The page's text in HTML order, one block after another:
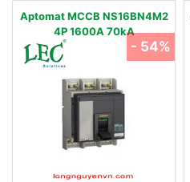
Aptomat MCCB NS16BN4M2
4P 1600A 70kA
- 54%